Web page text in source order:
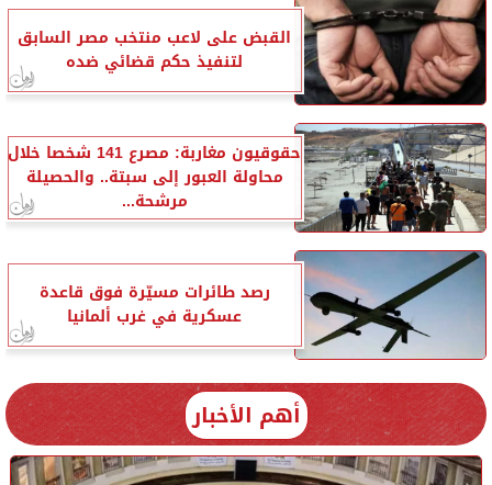
القبض على لاعب منتخب مصر السابق
لتنفيذ حكم قضائي ضده
حقوقيون مغاربة: مصرع 141 شخصا خلال
محاولة العبور إلى سبتة.. والحصيلة
مرشحة...
رصد طائرات مسيّرة فوق قاعدة
عسكرية في غرب ألمانيا
أهم الأخبار